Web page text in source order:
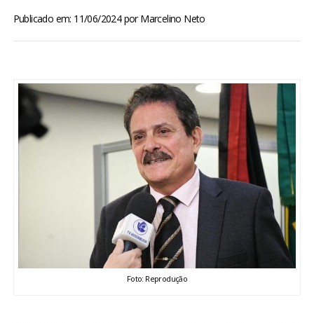
ESPORTES
ENTRETENIMENTO
Publicado em: 11/06/2024porMarcelino Neto
Foto: Reprodução